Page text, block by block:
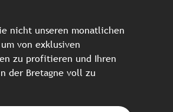
nicht unseren monatlichen
von exklusiven
zu profitieren und Ihren
der Bretagne voll zu